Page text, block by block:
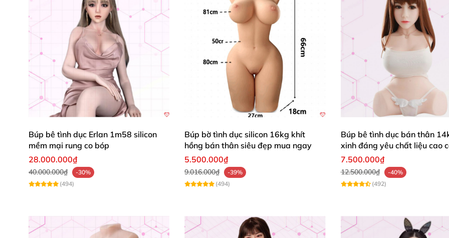
1. Thiết Kế Chân Thực – Cảm Giác Như Người Thật
, mô
và thân trên
. Cô nàng sở hữu:
Khuôn mặt sống động với đôi mắt sâu hút hồn , làn môi mềm mại chúm chím, sống mũi cao và hàng
dịu dàngnhưng quyến rũ cũng phải “say nắng” ngay từ ánh nhìn đầu tiên.
Búp bê tình dục Erlan 1m58 silicon
mềm mại rung co bóp
28.000.000₫
40.000.000₫
-30%
(494)
Búp bờ tình dục silicon 16kg khít
hồng bán thân siêu đẹp mua ngay
5.500.000₫
9.016.000₫
-39%
(494)
Búp bê tình dục bán thân
xinh đáng yêu chất liệu cao
7.500.000₫
12.500.000₫
-40%
(492)